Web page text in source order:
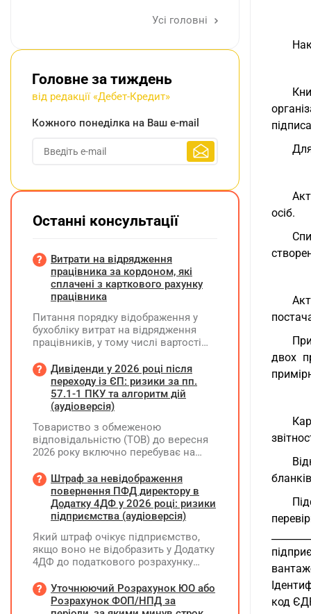
осіб.
двох
код
Усі головні
Головне за тиждень
від редакції «Дебет-Кредит»
Кожного понеділка на Ваш e-mail
Останні консультації
Витрати на відрядження
працівника за кордоном, які
сплачені з карткового рахунку
працівника
Питання порядку відображення у
бухобліку витрат на відрядження
працівників, у тому числі вартості
карткового рахунку працівника та
підтвердження таких операцій
первинними документами, належать
до компетенції Мінфіну
Дивіденди у 2026 році після
переходу із ЄП: ризики за пп.
57.1-1 ПКУ та алгоритм дій
(аудіоверсія)
Товариство з обмеженою
відповідальністю (ТОВ) до вересня
2026 року включно перебуває на
(єдиний податок, 3 група, ставка 5%,
неплатник ПДВ). З 1 жовтня 2026
року підприємство переходить на
загальну систему оподаткування
прибуток). За результатами
діяльності у періоді 2024–2025 років
(під час перебування на спрощеній
чистий прибуток, сума
нерозподіленого прибутку в балансі
Штраф за невідображення
повернення ПФД директору в
Додатку 4ДФ у 2026 році: ризики
підприємства (аудіоверсія)
Який штраф очікує підприємство,
якщо воно не відобразить у Додатку
4ДФ до податкового розрахунку
допомоги (ПФД) директору?
Уточнюючий Розрахунок ЮО або
Розрахунок ФОП/НПД за